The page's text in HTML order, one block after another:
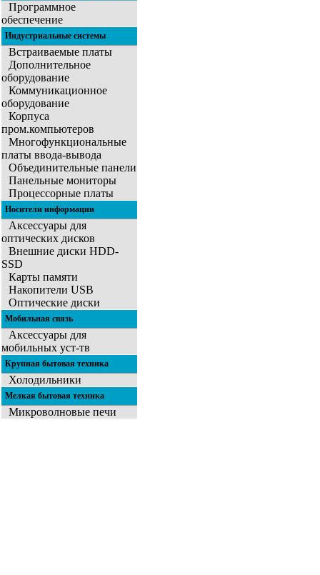
Программное
обеспечение
Индустриальные системы
Встраиваемые платы
Дополнительное
оборудование
Коммуникационное
оборудование
Корпуса
пром.компьютеров
Многофункциональные
платы ввода-вывода
Объединительные панели
Панельные мониторы
Процессорные платы
Носители информации
Аксессуары для
оптических дисков
Внешние диски HDD-
SSD
Карты памяти
Накопители USB
Оптические диски
Мобильная связь
Аксессуары для
мобильных уст-тв
Крупная бытовая техника
Холодильники
Мелкая бытовая техника
Микроволновые печи